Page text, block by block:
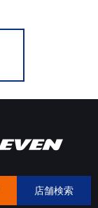
店舗検索